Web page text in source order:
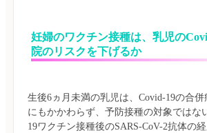
妊婦のワクチン接種は、乳児の
院のリスクを下げるか
生後6ヵ月未満の乳児は、Covid-19の合
にもかかわらず、予防接種の対象ではな
19ワクチン接種後のSARS-CoV-2抗体の